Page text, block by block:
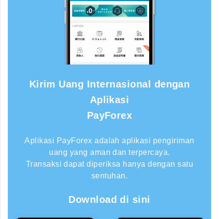
Kirim Uang Internasional dengan
Aplikasi
PayForex
Aplikasi PayForex adalah aplikasi pengiriman
uang yang aman dan terpercaya.
Transaksi dapat diperiksa hanya dengan satu
sentuhan.
Download di sini